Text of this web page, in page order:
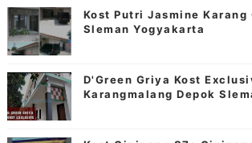
Kost Putri Jasmine Karang
Sleman Yogyakarta
D'Green Griya Kost
Karangmalang Depok